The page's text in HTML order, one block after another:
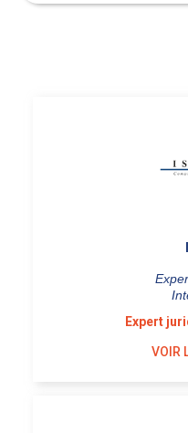
Expert
VOIR